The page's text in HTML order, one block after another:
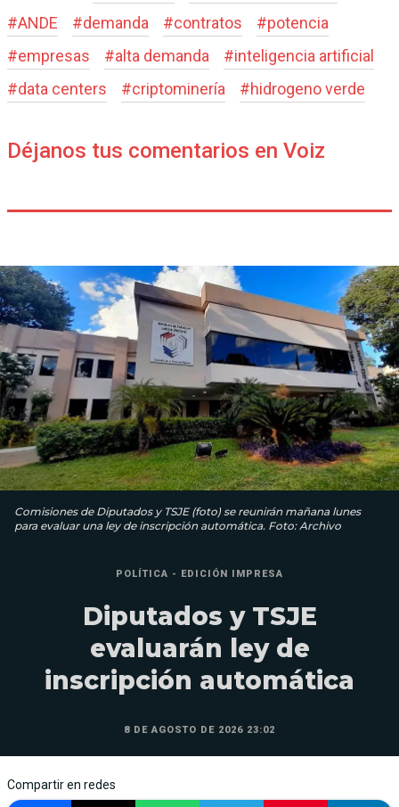
#ANDE #demanda #contratos #potencia
#empresas #alta demanda #inteligencia artificial
#data centers #criptominería #hidrogeno verde
Déjanos tus comentarios en Voiz
Comisiones de Diputados y TSJE (foto) se reunirán mañana lunes
para evaluar una ley de inscripción automática. Foto: Archivo
POLÍTICA - EDICIÓN IMPRESA
Diputados y TSJE
evaluarán ley de
inscripción automática
8 DE AGOSTO DE 2026 23:02
Compartir en redes